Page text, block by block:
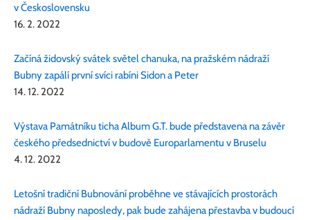
v Československu
16. 2. 2022
Začíná židovský svátek světel chanuka, na pražském nádraží
Bubny zapálí první svíci rabíni Sidon a Peter
14. 12. 2022
Výstava Památníku ticha Album G.T. bude představena na závěr
českého předsednictví v budově Europarlamentu v Bruselu
4. 12. 2022
Letošní tradiční Bubnování proběhne ve stávajících prostorách
nádraží Bubny naposledy, pak bude zahájena přestavba v budoucí